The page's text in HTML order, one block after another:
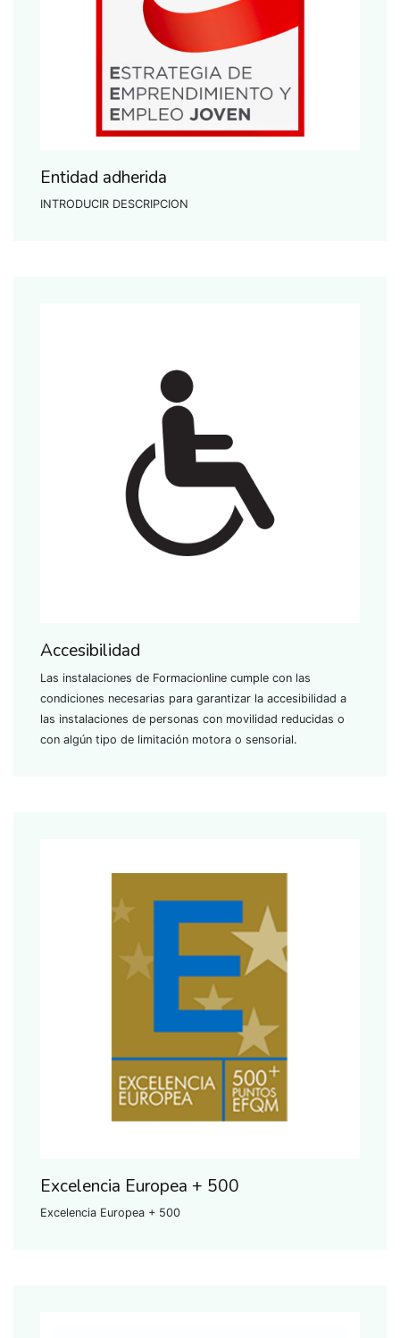
Entidad adherida
INTRODUCIR DESCRIPCION
Accesibilidad
Las instalaciones de Formacionline cumple con las
condiciones necesarias para garantizar la accesibilidad a
las instalaciones de personas con movilidad reducidas o
con algún tipo de limitación motora o sensorial.
Excelencia Europea + 500
Excelencia Europea + 500